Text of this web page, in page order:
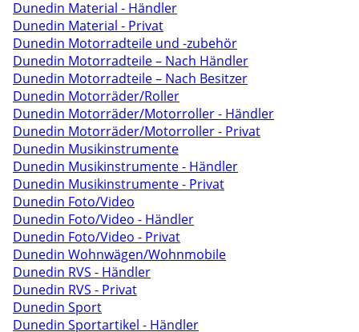
Dunedin Material - Händler
Dunedin Material - Privat
Dunedin Motorradteile und -zubehör
Dunedin Motorradteile – Nach Händler
Dunedin Motorradteile – Nach Besitzer
Dunedin Motorräder/Roller
Dunedin Motorräder/Motorroller - Händler
Dunedin Motorräder/Motorroller - Privat
Dunedin Musikinstrumente
Dunedin Musikinstrumente - Händler
Dunedin Musikinstrumente - Privat
Dunedin Foto/Video
Dunedin Foto/Video - Händler
Dunedin Foto/Video - Privat
Dunedin Wohnwägen/Wohnmobile
Dunedin RVS - Händler
Dunedin RVS - Privat
Dunedin Sport
Dunedin Sportartikel - Händler